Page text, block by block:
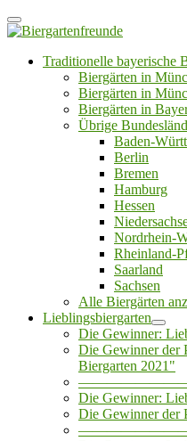
Traditionelle bayerische
Biergärten in
Biergärten in
Biergärten in
Übrige
Baden-
Berlin
Bremen
Hamburg
Hessen
Nordrhein-
Rheinland-
Saarland
Sachsen
Alle Biergärten
Lieblingsbiergarten
Die Gewinner:
Die Gewinner der
Biergarten 2021"
Die Gewinner:
Die Gewinner der